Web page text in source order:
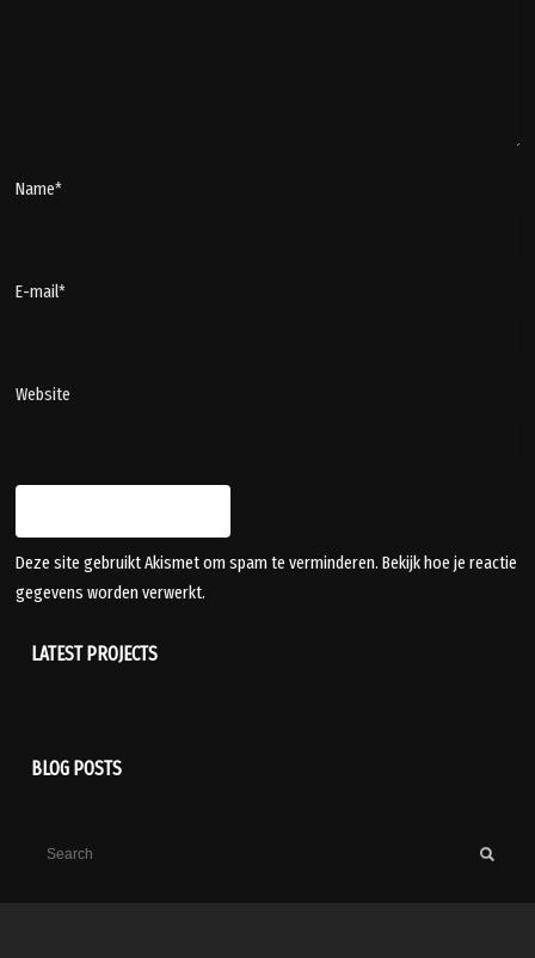
Name*
E-mail*
Website
Deze site gebruikt Akismet om spam te verminderen.Bekijk hoe je reactie
gegevens worden verwerkt.
LATEST PROJECTS
BLOG POSTS